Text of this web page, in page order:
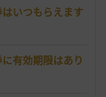
いつもらえます
有効期限はあり